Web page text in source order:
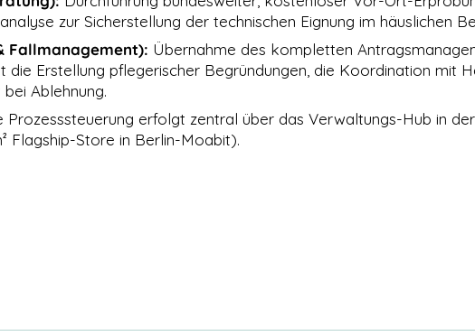
zur Sicherstellung der technischen Eignung im häuslichen
Fallmanagement): Übernahme des kompletten
die Erstellung pflegerischer Begründungen, die Koordination mit
Ablehnung.
Prozesssteuerung erfolgt zentral über das Verwaltungs-Hub in
Flagship-Store in Berlin-Moabit).